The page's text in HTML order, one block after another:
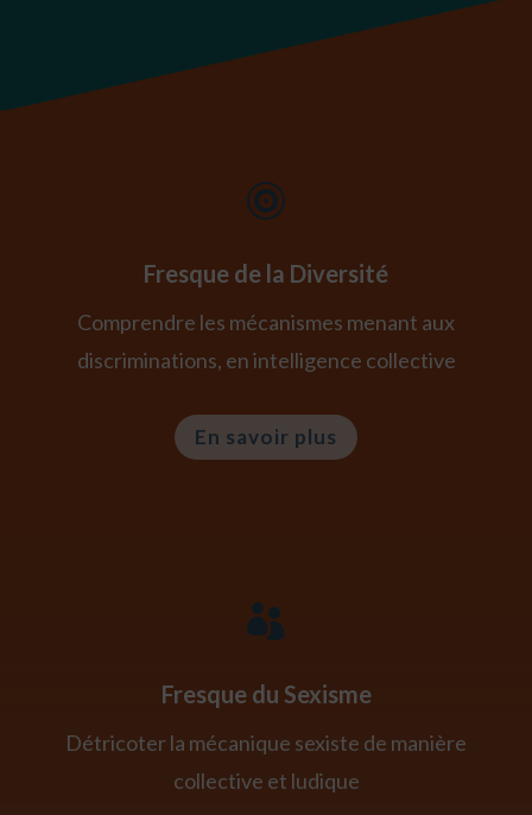

Fresque de la Diversité
Comprendre les mécanismes menant aux
discriminations, en intelligence collective
En savoir plus

Fresque du Sexisme
Détricoter la mécanique sexiste de manière
collective et ludique